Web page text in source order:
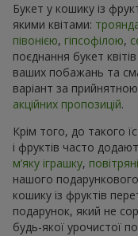
Букет у кошику із
якими квітами:
півонією, гіпсофілою,
поєднання букет
ваших побажань та
варіант за
акційних пропозицій.
Крім того, до такого
і фруктів часто
м’яку іграшку,
нашого
кошику із фруктів
подарунок, який не
будь-якої урочистої